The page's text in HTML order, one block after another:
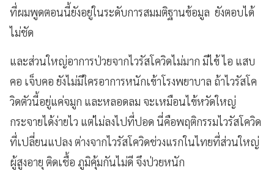
ที่ผมพูดตอนนี้ยังอยู่ในระดับการสมมติฐานข้อมูล ยังตอบได้
ไม่ชัด
และส่วนใหญ่อาการป่วยจากไวรัสโควิดไม่มาก มีไข้ ไอ แสบ
คอ เจ็บคอ ยังไม่มีใครอาการหนักเข้าโรงพยาบาล ถ้าไวรัสโค
วิดตัวนี้อยู่แค่จมูก และหลอดลม จะเหมือนไข้หวัดใหญ่
กระจายได้ง่ายไว แต่ไม่ลงไปที่ปอด นี่คือพฤติกรรมไวรัสโควิด
ที่เปลี่ยนแปลง ต่างจากไวรัสโควิดช่วงแรกในไทยที่ส่วนใหญ่
ผู้สูงอายุ ติดเชื้อ ภูมิคุ้มกันไม่ดี จึงป่วยหนัก